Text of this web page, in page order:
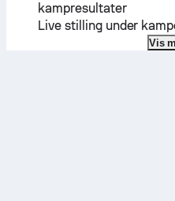
kampresultater
Live stilling under
Vis